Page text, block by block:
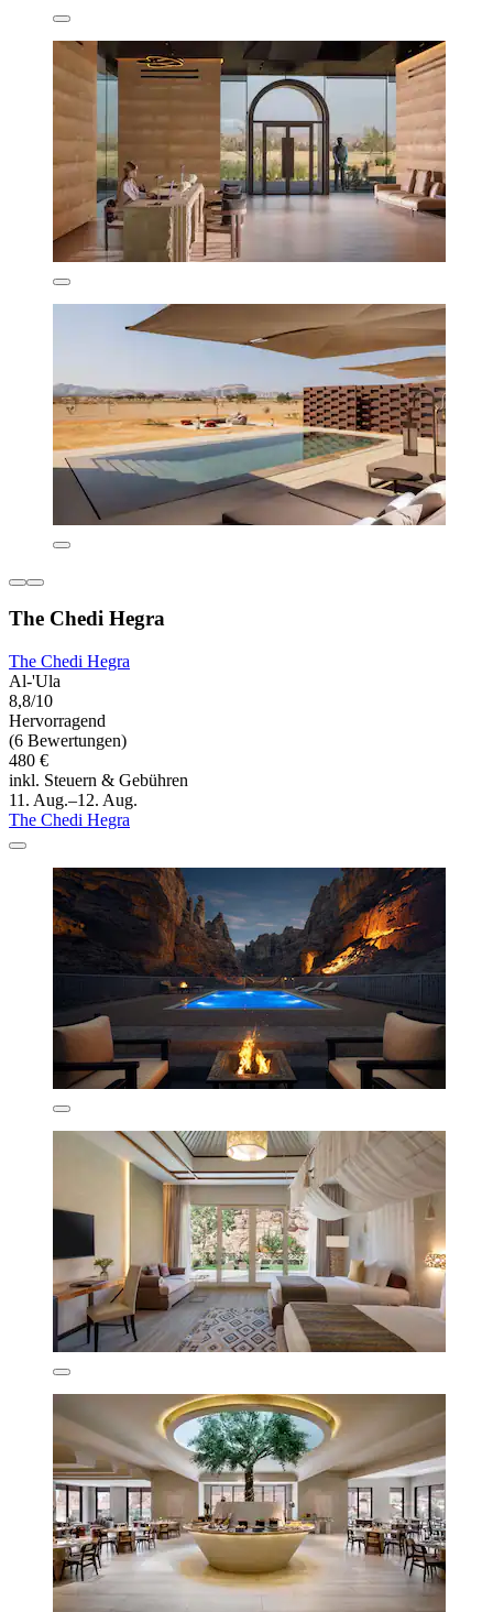
The Chedi Hegra
The Chedi Hegra
Al-'Ula
8,8/10
Hervorragend
(6 Bewertungen)
480 €
inkl. Steuern & Gebühren
11. Aug.–12. Aug.
The Chedi Hegra